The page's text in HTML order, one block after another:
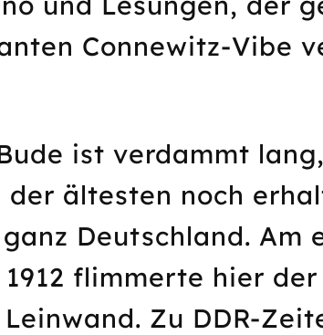
Connewitz-Vibe
ist verdammt
ältesten noch
Deutschland. Am
flimmerte hier
Zu DDR-